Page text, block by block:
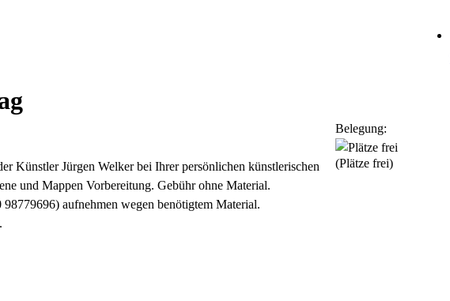
Künstler Jürgen Welker bei Ihrer persönlichen künstlerischen
und Mappen Vorbereitung. Gebühr ohne Material.
aufnehmen wegen benötigtem Material.
Belegung:
(Plätze frei)